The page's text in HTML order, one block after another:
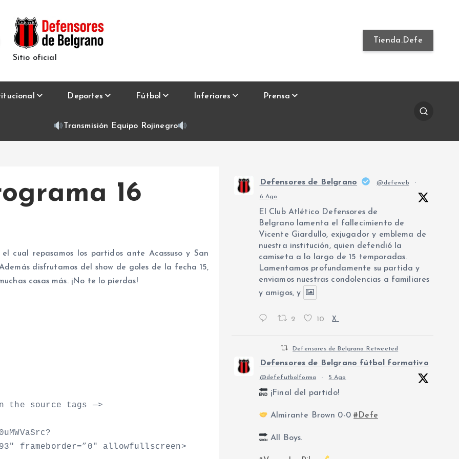
Sitio oficial
Tienda.Defe
Deportes Fútbol Inferiores Prensa
Transmisión Equipo Rojinegro
16
cual repasamos los partidos ante Acassuso y San
disfrutamos del show de goles de la fecha 15,
cosas más. ¡No te lo pierdas!
the source tags —>
frameborder=”0″ allowfullscreen>
Defensores de Belgrano @defeweb ·
6 Ago
El Club Atlético Defensores de
Belgrano lamenta el fallecimiento de
Vicente Giardullo, exjugador y emblema de
nuestra institución, quien defendió la
camiseta a lo largo de 15 temporadas.
Lamentamos profundamente su partida y
enviamos nuestras condolencias a familiares
y amigos, y
2 10 X
Defensores de Belgrano Retweeted
Defensores de Belgrano fútbol formativo
@defefutbolforma · 5 Ago
¡Final del partido!
Almirante Brown 0-0#Defe
All Boys.